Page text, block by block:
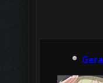
Gera